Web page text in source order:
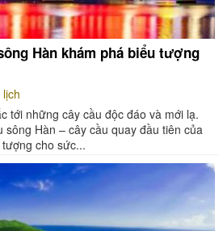
Hàn khám phá biểu tượng
tới những cây cầu độc đáo và mới lạ.
sông Hàn – cây cầu quay đầu tiên của
cho sức...